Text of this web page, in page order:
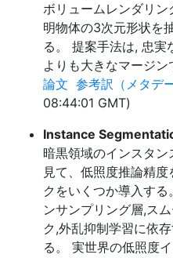
ボリュームレンダリ
明物体の3次元形状を
る。 提案手法は, 忠実
よりも大きなマージン
論文 参考訳（メタデー
08:44:01 GMT)
Instance
暗黒領域のインスタン
見て、低照度推論精
クをいくつか導入す
ンサンプリング層,ス
ク,外乱抑制学習に依
る。 実世界の低照度